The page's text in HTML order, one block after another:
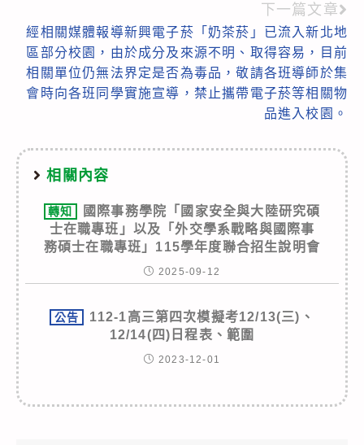
下一篇文章
經相關媒體報導新興電子菸「奶茶菸」已流入新北地
區部分校園，由於成分及來源不明、取得容易，目前
相關單位仍無法界定是否為毒品，敬請各班導師於集
會時向各班同學實施宣導，禁止攜帶電子菸等相關物
品進入校園。
相關內容
轉知
國際事務學院「國家安全與大陸研究碩
士在職專班」以及「外交學系戰略與國際事
務碩士在職專班」115學年度聯合招生說明會
2025-09-12
公告
112-1高三第四次模擬考12/13(三)、
12/14(四)日程表、範圍
2023-12-01